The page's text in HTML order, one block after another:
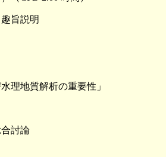
旨説明
理地質解析の重要性」
討論